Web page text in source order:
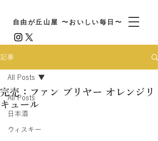
自由が丘山屋 〜おいしい毎日〜
記事
All Posts
日本酒
ウィスキー
All Posts
完売：ファン ブリヤー オレンジリ
キュール